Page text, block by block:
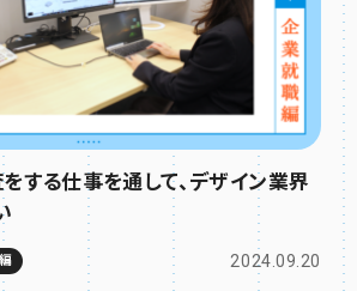
をする仕事を通して、デザイン業界
2024.09.20